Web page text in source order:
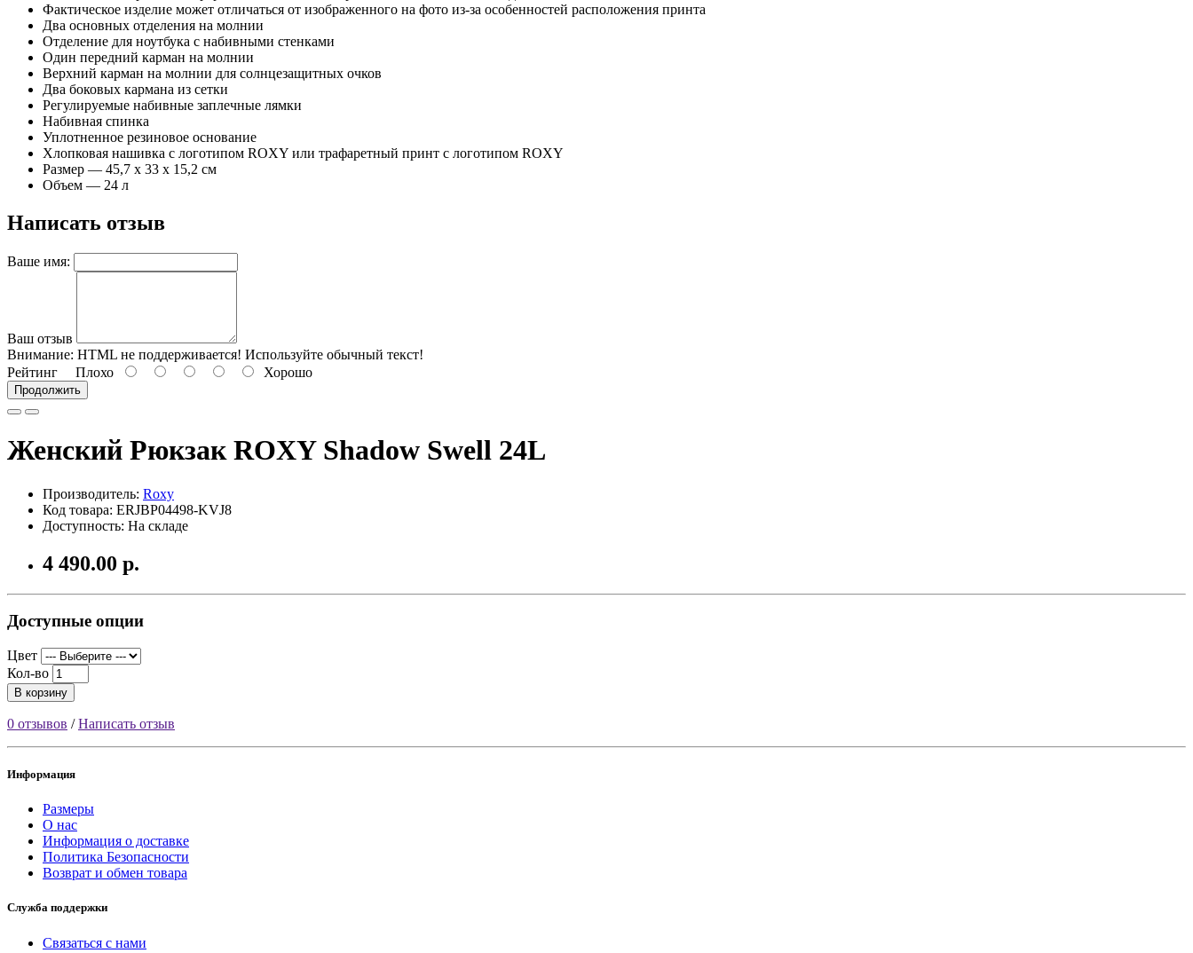
Фактическое изделие может отличаться от изображенного на фото из-за особенностей расположения принта
Два основных отделения на молнии
Отделение для ноутбука с набивными стенками
Один передний карман на молнии
Верхний карман на молнии для солнцезащитных очков
Два боковых кармана из сетки
Регулируемые набивные заплечные лямки
Набивная спинка
Уплотненное резиновое основание
Хлопковая нашивка с логотипом ROXY или трафаретный принт с логотипом ROXY
Размер — 45,7 x 33 x 15,2 см
Объем — 24 л
Написать отзыв
Ваше имя:
Ваш отзыв
Внимание: HTML не поддерживается! Используйте обычный текст!
Рейтинг Плохо Хорошо
Продолжить
Женский Рюкзак ROXY Shadow Swell 24L
Производитель: Roxy
Код товара: ERJBP04498-KVJ8
Доступность: На складе
4 490.00 р.
Доступные опции
Цвет
Кол-во
В корзину
0 отзывов /Написать отзыв
Информация
Размеры
О нас
Информация о доставке
Политика Безопасности
Возврат и обмен товара
Служба поддержки
Связаться с нами